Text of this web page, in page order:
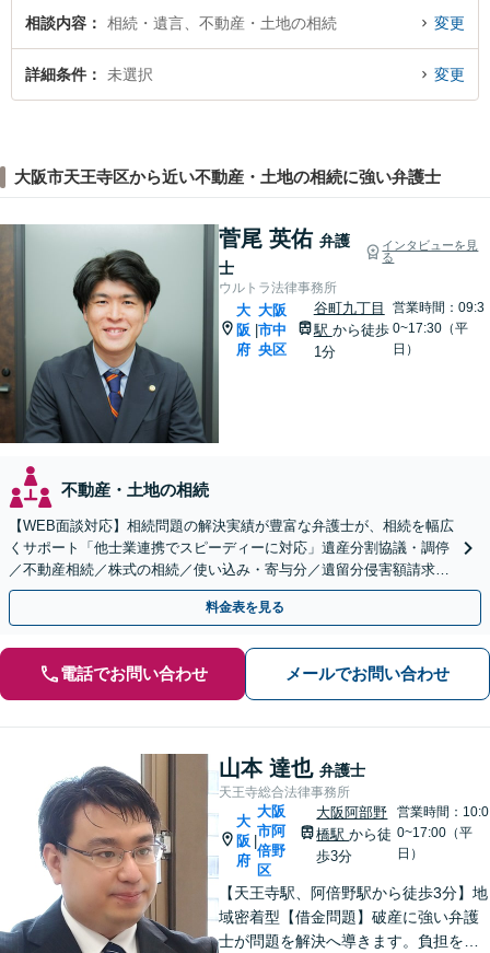
相談内容 相続・遺言、不動産・土地の相続 変更
詳細条件 未選択 変更
大阪市天王寺区から近い不動産・土地の相続に強い弁護士
菅尾 英佑 弁護
士
インタビューを見
る
ウルトラ法律事務所
大
阪
府
|
大阪
市中
央区
谷町九丁目
駅 から徒歩
1分
営業時間：09:3
0~17:30（平
日）
不動産・土地の相続
【WEB面談対応】相続問題の解決実績が豊富な弁護士が、相続を幅広
くサポート「他士業連携でスピーディーに対応」遺産分割協議・調停
／不動産相続／株式の相続／使い込み・寄与分／遺留分侵害額請求／
相続放棄（借金の相続）／遺言書作成
料金表を見る
電話でお問い合わせ メールでお問い合わせ
山本 達也 弁護士
天王寺総合法律事務所
大
阪
府
大阪
市阿
倍野
区
大阪阿部野
橋駅から徒
歩3分
営業時間：10:0
0~17:00（平
日）
【天王寺駅、阿倍野駅から徒歩3分】地
域密着型【借金問題】破産に強い弁護
士が問題を解決へ導きます。負担を減